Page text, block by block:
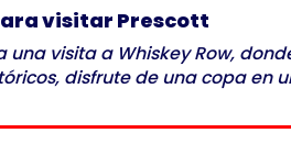
visitar Prescott
una visita a Whiskey Row,
disfrute de una copa en